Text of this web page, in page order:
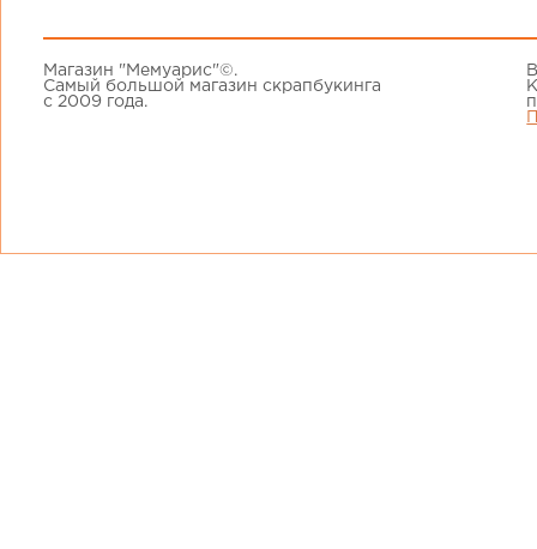
Магазин "Мемуарис"©.
Самый большой магазин скрапбукинга
с 2009 года.